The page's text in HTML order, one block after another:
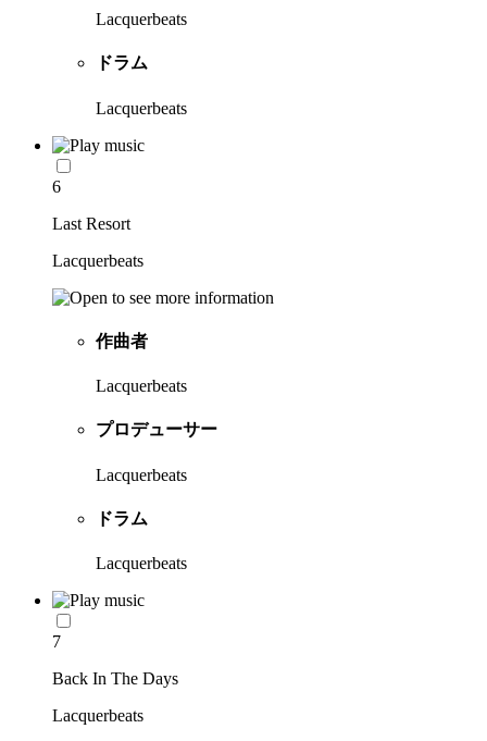
Lacquerbeats
ドラム
Lacquerbeats
6
Last Resort
Lacquerbeats
作曲者
Lacquerbeats
プロデューサー
Lacquerbeats
ドラム
Lacquerbeats
7
Back In The Days
Lacquerbeats